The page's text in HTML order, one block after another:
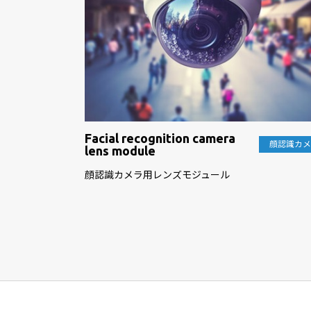
Facial recognition camera
lens module
顔認識カ
顔認識カメラ用レンズモジュール